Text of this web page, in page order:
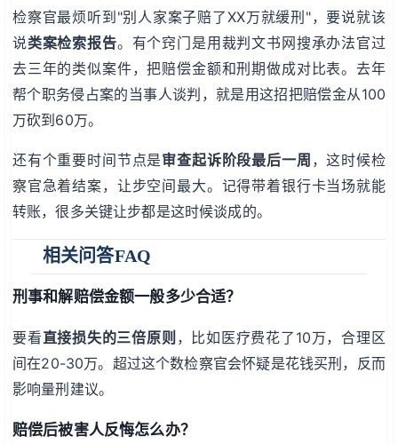
检察官最烦听到"别人家案子赔了XX万就缓刑"，要说就该
说类案检索报告。有个窍门是用裁判文书网搜承办法官过
去三年的类似案件，把赔偿金额和刑期做成对比表。去年
帮个职务侵占案的当事人谈判，就是用这招把赔偿金从100
万砍到60万。
还有个重要时间节点是审查起诉阶段最后一周 ，这时候检
察官急着结案，让步空间最大。记得带着银行卡当场就能
转账，很多关键让步都是这时候谈成的。
相关问答FAQ
刑事和解赔偿金额一般多少合适？
要看直接损失的三倍原则 ，比如医疗费花了10万，合理区
间在20-30万。超过这个数检察官会怀疑是花钱买刑，反而
影响量刑建议。
赔偿后被害人反悔怎么办？